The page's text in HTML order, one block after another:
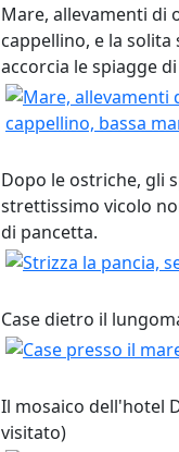
Mare, allevamenti di
cappellino, e la
accorcia le spiagge
Dopo le ostriche, gli
strettissimo vicolo
di pancetta.
Case dietro il
Il mosaico dell'hotel
visitato)